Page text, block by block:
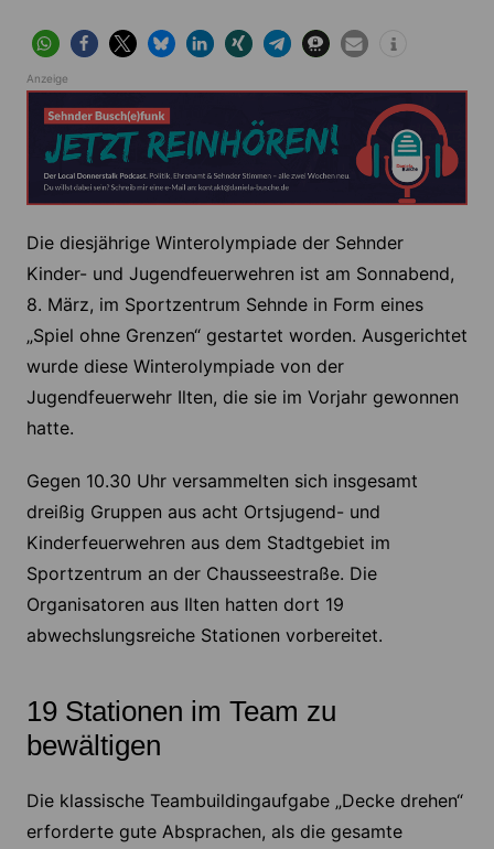
Anzeige
Die diesjährige Winterolympiade der Sehnder
Kinder- und Jugendfeuerwehren ist am Sonnabend,
8. März, im Sportzentrum Sehnde in Form eines
„Spiel ohne Grenzen“ gestartet worden. Ausgerichtet
wurde diese Winterolympiade von der
Jugendfeuerwehr Ilten, die sie im Vorjahr gewonnen
hatte.
Gegen 10.30 Uhr versammelten sich insgesamt
dreißig Gruppen aus acht Ortsjugend- und
Kinderfeuerwehren aus dem Stadtgebiet im
Sportzentrum an der Chausseestraße. Die
Organisatoren aus Ilten hatten dort 19
abwechslungsreiche Stationen vorbereitet.
19 Stationen im Team zu
bewältigen
Die klassische Teambuildingaufgabe „Decke drehen“
erforderte gute Absprachen, als die gesamte